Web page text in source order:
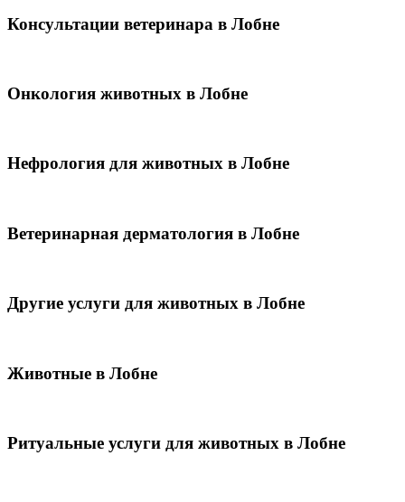
Консультации ветеринара в Лобне
Онкология животных в Лобне
Нефрология для животных в Лобне
Ветеринарная дерматология в Лобне
Другие услуги для животных в Лобне
Животные в Лобне
Ритуальные услуги для животных в Лобне